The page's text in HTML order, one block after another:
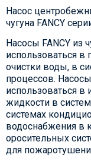
Насос
чугуна FANCY
Насосы FANCY из
использоваться
очистки воды, в
процессов. Насосы
использоваться
жидкости в
системах
водоснабжения в
оросительных
для